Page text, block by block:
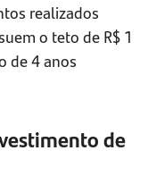
realizados
o teto de R$ 1
de 4 anos
de